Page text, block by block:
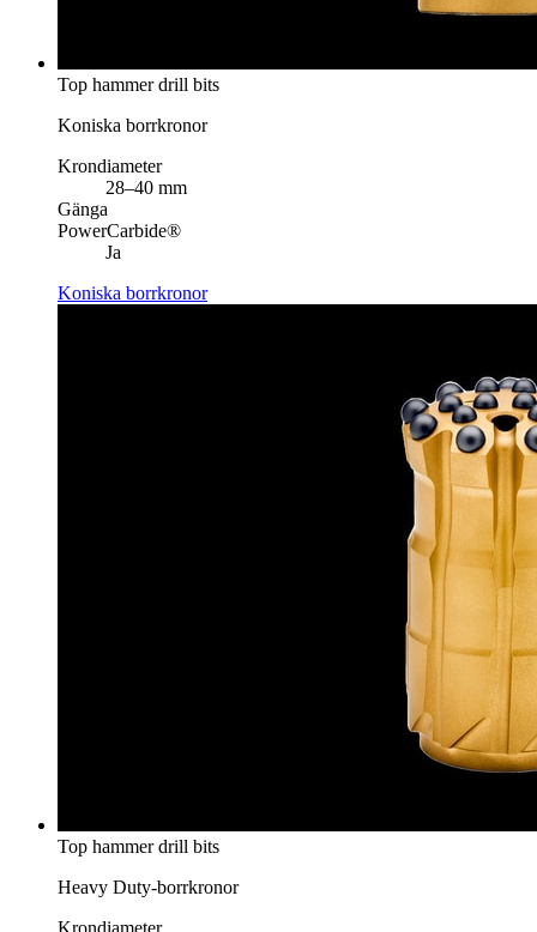
Top hammer drill bits
Koniska borrkronor
Krondiameter
28–40 mm
Gänga
PowerCarbide®
Ja
Koniska borrkronor
Top hammer drill bits
Heavy Duty-borrkronor